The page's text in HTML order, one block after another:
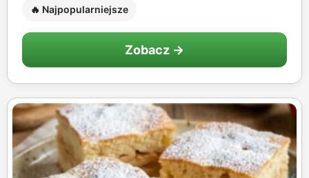
🔥 Najpopularniejsze
Zobacz →